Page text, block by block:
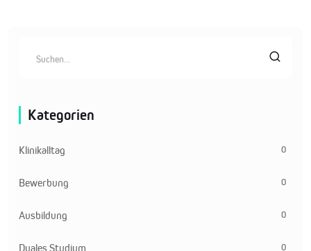
Kategorien
Klinikalltag 0
Bewerbung 0
Ausbildung 0
Duales Studium 0